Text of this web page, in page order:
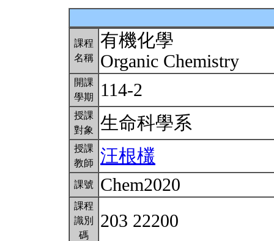
課程
名稱
有機化學
Organic Chemistry
開課
學期
114-2
授課
對象
生命科學系
授課
教師
汪根欉
課號 Chem2020
課程
識別
碼
203 22200